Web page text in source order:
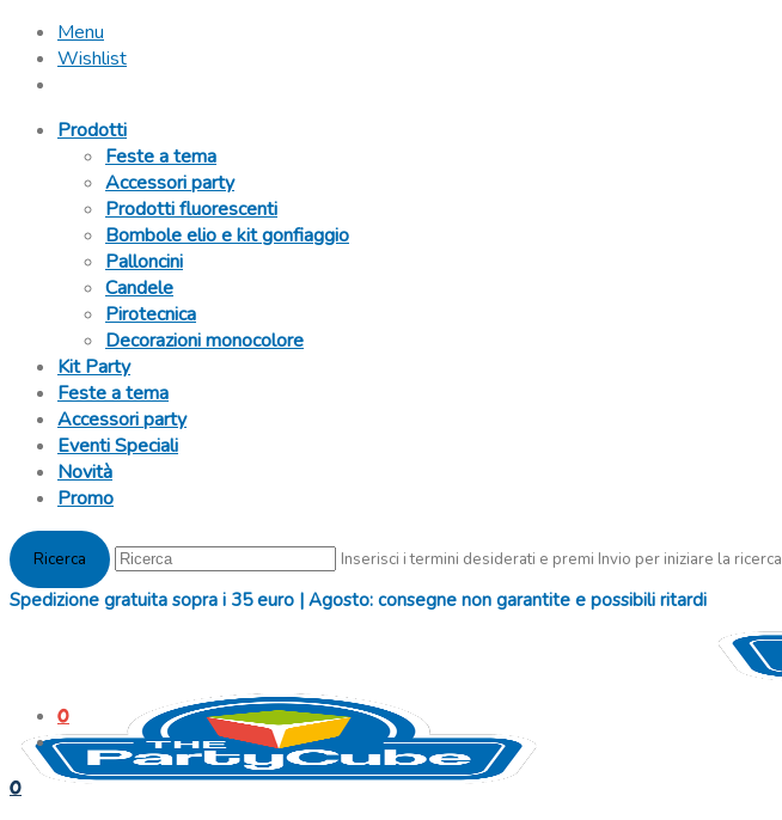
Menu
Wishlist
Prodotti
Feste a tema
Accessori party
Prodotti fluorescenti
Bombole elio e kit gonfiaggio
Palloncini
Candele
Pirotecnica
Decorazioni monocolore
Kit Party
Feste a tema
Accessori party
Eventi Speciali
Novità
Promo
Inserisci i termini desiderati e premi Invio per iniziare la ricerca
Spedizione gratuita sopra i 35 euro | Agosto: consegne non garantite e possibili ritardi
0
0